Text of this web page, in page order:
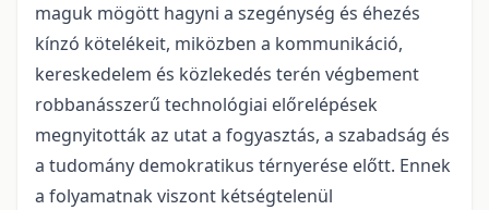
maguk mögött hagyni a szegénység és éhezés
kínzó kötelékeit, miközben a kommunikáció,
kereskedelem és közlekedés terén végbement
robbanásszerű technológiai előrelépések
megnyitották az utat a fogyasztás, a szabadság és
a tudomány demokratikus térnyerése előtt. Ennek
a folyamatnak viszont kétségtelenül